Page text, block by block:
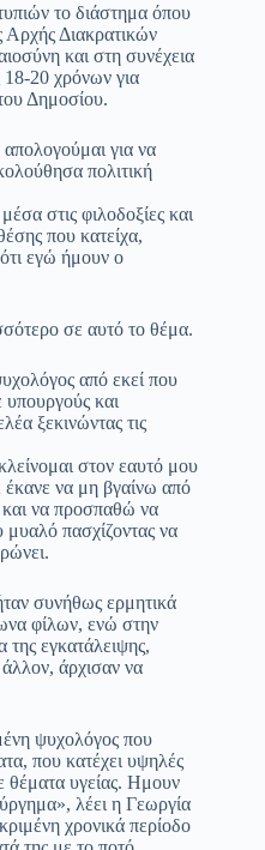
το διάστημα όπου
Αρχής Διακρατικών
και στη συνέχεια
18-20 χρόνων για
Δημοσίου.
για να
πολιτική
στις φιλοδοξίες και
που κατείχα,
εγώ ήμουν ο
σε αυτό το θέμα.
από εκεί που
υπουργούς και
ξεκινώντας τις
στον εαυτό μου
να μη βγαίνω από
και να προσπαθώ να
πασχίζοντας να
συνήθως ερμητικά
φίλων, ενώ στην
της εγκατάλειψης,
άρχισαν να
ψυχολόγος που
που κατέχει υψηλές
θέματα υγείας. Ημουν
λέει η Γεωργία
χρονικά περίοδο